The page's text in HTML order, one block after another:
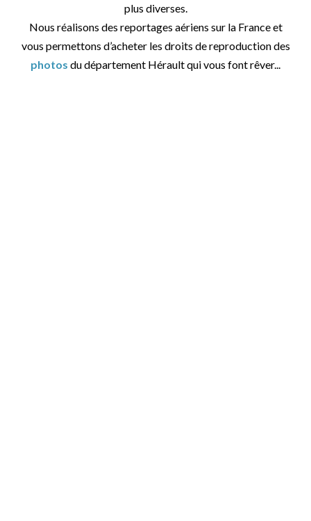
plus diverses.
Nous réalisons des reportages aériens sur la France et
vous permettons d’acheter les droits de reproduction des
photos du département Hérault qui vous font rêver...